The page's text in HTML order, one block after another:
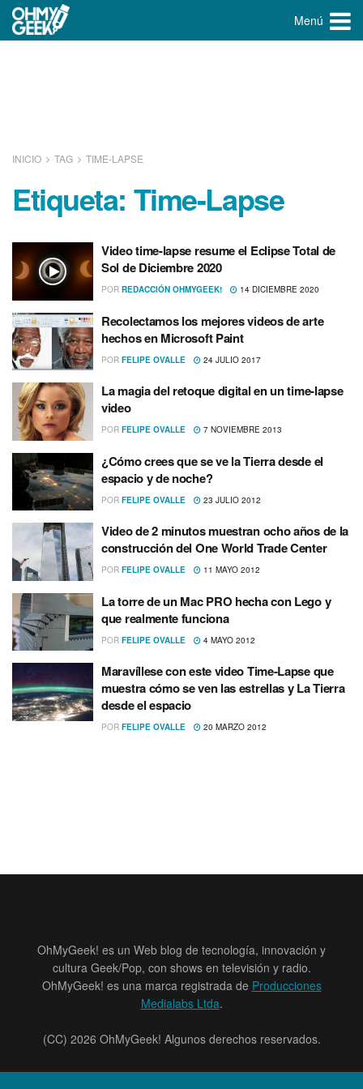
Menú
INICIO TAG TIME-LAPSE
Etiqueta: Time-Lapse
Video time-lapse resume el Eclipse Total de
Sol de Diciembre 2020
POR REDACCIÓN OHMYGEEK! 14 DICIEMBRE 2020
Recolectamos los mejores videos de arte
hechos en Microsoft Paint
POR FELIPE OVALLE 24 JULIO 2017
La magia del retoque digital en un time-lapse
video
POR FELIPE OVALLE 7 NOVIEMBRE 2013
¿Cómo crees que se ve la Tierra desde el
espacio y de noche?
POR FELIPE OVALLE 23 JULIO 2012
Video de 2 minutos muestran ocho años de la
construcción del One World Trade Center
POR FELIPE OVALLE 11 MAYO 2012
La torre de un Mac PRO hecha con Lego y
que realmente funciona
POR FELIPE OVALLE 4 MAYO 2012
Maraví­llese con este video Time-Lapse que
muestra cómo se ven las estrellas y La Tierra
desde el espacio
POR FELIPE OVALLE 20 MARZO 2012
OhMyGeek! es un Web blog de tecnología, innovación y
cultura Geek/Pop, con shows en televisión y radio.
OhMyGeek! es una marca registrada de Producciones
Medialabs Ltda.
(CC) 2026 OhMyGeek! Algunos derechos reservados.